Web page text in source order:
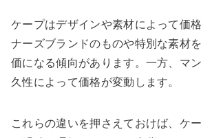
ケープはデザインや素材によって価
ナーズブランドのものや特別な素材
価になる傾向があります。一方、マ
久性によって価格が変動します。
これらの違いを押さえておけば、ケ